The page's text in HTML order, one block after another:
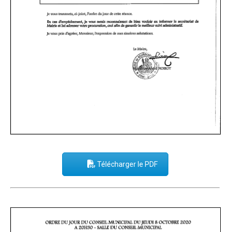
Télécharger le PDF